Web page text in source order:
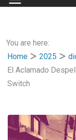
You are here:
Home
2025
El Aclamado
Switch